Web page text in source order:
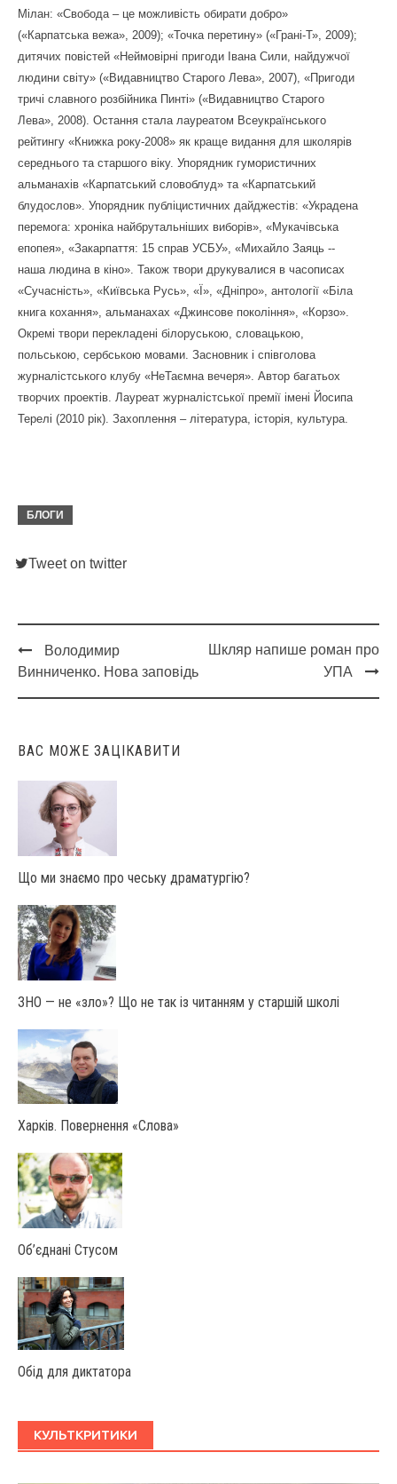
Мілан: «Свобода – це можливість обирати добро»
(«Карпатська вежа», 2009); «Точка перетину» («Грані-Т», 2009);
дитячих повістей «Неймовірні пригоди Івана Сили, найдужчої
людини світу» («Видавництво Старого Лева», 2007), «Пригоди
тричі славного розбійника Пинті» («Видавництво Старого
Лева», 2008). Остання стала лауреатом Всеукраїнського
рейтингу «Книжка року-2008» як краще видання для школярів
середнього та старшого віку. Упорядник гумористичних
альманахів «Карпатський словоблуд» та «Карпатський
блудослов». Упорядник публіцистичних дайджестів: «Украдена
перемога: хроніка найбрутальніших виборів», «Мукачівська
епопея», «Закарпаття: 15 справ УСБУ», «Михайло Заяць --
наша людина в кіно». Також твори друкувалися в часописах
«Сучасність», «Київська Русь», «Ї», «Дніпро», антології «Біла
книга кохання», альманахах «Джинсове покоління», «Корзо».
Окремі твори перекладені білоруською, словацькою,
польською, сербською мовами. Засновник і співголова
журналістського клубу «НеТаємна вечеря». Автор багатьох
творчих проектів. Лауреат журналістської премії імені Йосипа
Терелі (2010 рік). Захоплення – література, історія, культура.
БЛОГИ
Tweet on twitter
Post
navigation
Володимир
Винниченко. Нова заповідь
Шкляр напише роман про
УПА
ВАС МОЖЕ ЗАЦІКАВИТИ
Що ми знаємо про чеську драматургію?
ЗНО — не «зло»? Що не так із читанням у старшій школі
Харків. Повернення «Слова»
Об’єднані Стусом
Обід для диктатора
КУЛЬТКРИТИКИ